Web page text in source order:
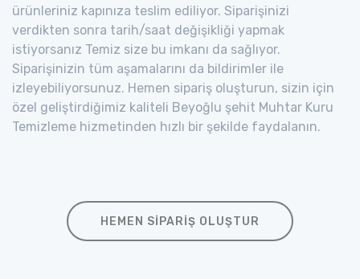
ürünleriniz kapınıza teslim ediliyor. Siparişinizi
verdikten sonra tarih/saat değişikliği yapmak
istiyorsanız Temiz size bu imkanı da sağlıyor.
Siparişinizin tüm aşamalarını da bildirimler ile
izleyebiliyorsunuz. Hemen sipariş oluşturun, sizin için
özel geliştirdiğimiz kaliteli Beyoğlu şehit Muhtar Kuru
Temizleme hizmetinden hızlı bir şekilde faydalanın.
HEMEN SIPARIŞ OLUŞTUR